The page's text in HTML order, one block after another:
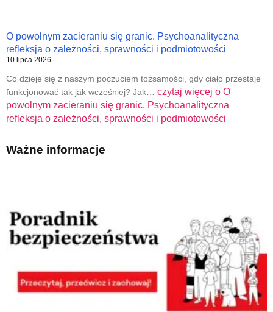
O powolnym zacieraniu się granic. Psychoanalityczna
refleksja o zależności, sprawności i podmiotowości
10 lipca 2026
Co dzieje się z naszym poczuciem tożsamości, gdy ciało przestaje
funkcjonować tak jak wcześniej? Jak… czytaj więcej o O
powolnym zacieraniu się granic. Psychoanalityczna
refleksja o zależności, sprawności i podmiotowości
Ważne informacje